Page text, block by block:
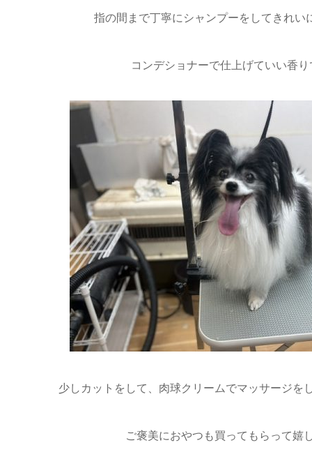
指の間まで丁寧にシャンプーをしてきれい
コンデショナーで仕上げていい香
少しカットをして、肉球クリームでマッサージを
ご褒美におやつも買ってもらって嬉